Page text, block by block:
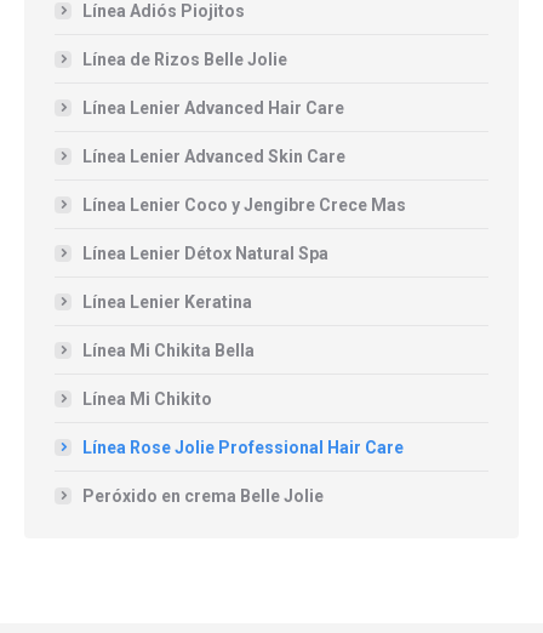
Línea Adiós Piojitos
Línea de Rizos Belle Jolie
Línea Lenier Advanced Hair Care
Línea Lenier Advanced Skin Care
Línea Lenier Coco y Jengibre Crece Mas
Línea Lenier Détox Natural Spa
Línea Lenier Keratina
Línea Mi Chikita Bella
Línea Mi Chikito
Línea Rose Jolie Professional Hair Care
Peróxido en crema Belle Jolie